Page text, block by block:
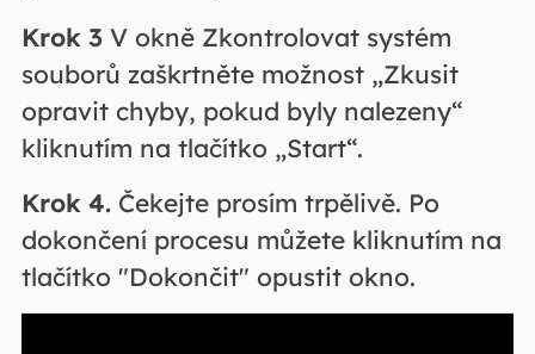
Krok 3V okně Zkontrolovat systém
souborů zaškrtněte možnost „Zkusit
opravit chyby, pokud byly nalezeny“
kliknutím na tlačítko „Start“.
Krok 4.Čekejte prosím trpělivě. Po
dokončení procesu můžete kliknutím na
tlačítko "Dokončit" opustit okno.